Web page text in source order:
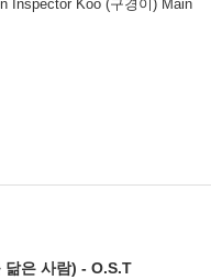
Inspector Koo (구경이) Main
닮은 사람) - O.S.T